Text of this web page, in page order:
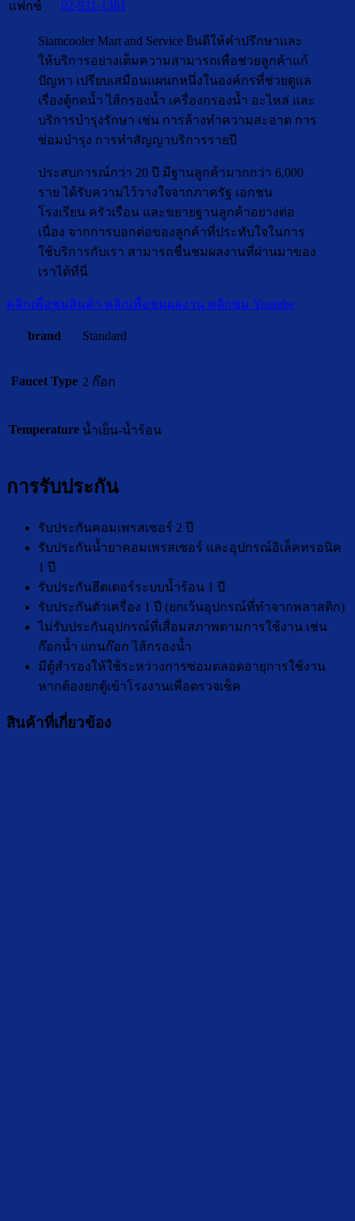
แฟกซ์ 02-931-1381
Siamcooler Mart and Service ยินดีให้คำปรึกษาและ
ให้บริการอย่างเต็มความสามารถเพื่อช่วยลูกค้าแก้
ปัญหา เปรียบเสมือนแผนกหนึ่งในองค์กรที่ช่วยดูแล
เรื่องตู้กดน้ำ ไส้กรองน้ำ เครื่องกรองน้ำ อะไหล่ และ
บริการบำรุงรักษา เช่น การล้างทำความสะอาด การ
ซ่อมบำรุง การทำสัญญาบริการรายปี
ประสบการณ์กว่า 20 ปี มีฐานลูกค้ามากกว่า 6,000
ราย ได้รับความไว้วางใจจากภาครัฐ เอกชน
โรงเรียน ครัวเรือน และขยายฐานลูกค้าอย่างต่อ
เนื่อง จากการบอกต่อของลูกค้าที่ประทับใจในการ
ใช้บริการกับเรา สามารถชื่นชมผลงานที่ผ่านมาของ
เราได้ที่นี่
คลิกเพื่อชมสินค้า คลิกเพื่อชมผลงาน คลิกชม Youtube
brand Standard
Faucet Type 2 ก๊อก
Temperature น้ำเย็น-น้ำร้อน
การรับประกัน
รับประกันคอมเพรสเซอร์ 2 ปี
รับประกันน้ำยาคอมเพรสเซอร์ และอุปกรณ์อิเล็คทรอนิค
1 ปี
รับประกันฮีตเตอร์ระบบน้ำร้อน 1 ปี
รับประกันตัวเครื่อง 1 ปี (ยกเว้นอุปกรณ์ที่ทำจากพลาสติก)
ไม่รับประกันอุปกรณ์ที่เสื่อมสภาพตามการใช้งาน เช่น
ก๊อกน้ำ แกนก๊อก ไส้กรองน้ำ
มีตู้สำรองให้ใช้ระหว่างการซ่อมตลอดอายุการใช้งาน
หากต้องยกตู้เข้าโรงงานเพื่อตรวจเช็ค
สินค้าที่เกี่ยวข้อง